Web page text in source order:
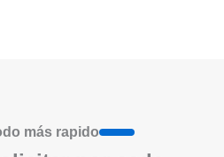
más rapido